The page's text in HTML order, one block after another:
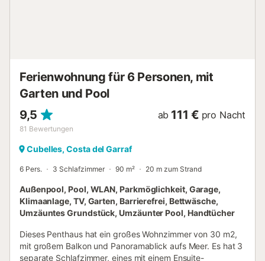
Ferienwohnung für 6 Personen, mit
Garten und Pool
9,5
81 Bewertungen
ab 111 € pro Nacht
Cubelles, Costa del Garraf
6 Pers. 3 Schlafzimmer 90 m² 20 m zum Strand
Außenpool, Pool, WLAN, Parkmöglichkeit, Garage,
Klimaanlage, TV, Garten, Barrierefrei, Bettwäsche,
Umzäuntes Grundstück, Umzäunter Pool, Handtücher
Dieses Penthaus hat ein großes Wohnzimmer von 30 m2,
mit großem Balkon und Panoramablick aufs Meer. Es hat 3
separate Schlafzimmer, eines mit einem Ensuite-